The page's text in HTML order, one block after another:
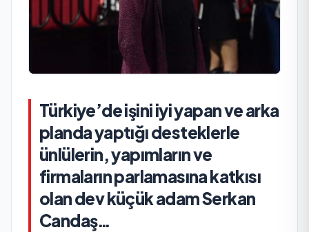
Türkiye’de işini iyi yapan ve arka
planda yaptığı desteklerle
ünlülerin, yapımların ve
firmaların parlamasına katkısı
olan dev küçük adam Serkan
Candaş…